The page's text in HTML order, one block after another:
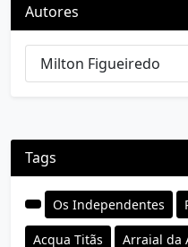
Autores
Milton Figueiredo
Tags
Os Independentes
Acqua Titãs Arraial da